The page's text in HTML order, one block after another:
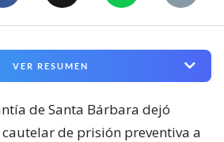
VER RESUMEN
de Santa Bárbara dejó
de prisión preventiva a